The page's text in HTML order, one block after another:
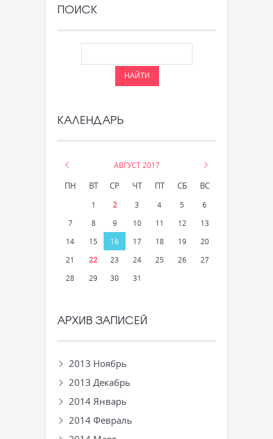
ПОИСК
КАЛЕНДАРЬ
АВГУСТ 2017
ПН ВТ СР ЧТ ПТ СБ ВС
1 2 3 4 5
6
7
8 9 10 11 12
13
14
15 16 17 18 19
20
21
22 23 24 25 26
27
28
29 30 31
АРХИВ ЗАПИСЕЙ
2013 Ноябрь
2013 Декабрь
2014 Январь
2014 Февраль